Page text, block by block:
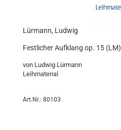
Lürmann, Ludwig
Festlicher Aufklang op. 15 (LM)
von Ludwig Lürmann
Leihmaterial
Art.Nr.: 80103